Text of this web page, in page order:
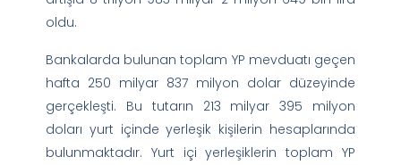
oldu.
Bankalarda bulunan toplam YP mevduatı geçen
hafta 250 milyar 837 milyon dolar düzeyinde
gerçekleşti. Bu tutarın 213 milyar 395 milyon
doları yurt içinde yerleşik kişilerin hesaplarında
bulunmaktadır. Yurt içi yerleşiklerin toplam YP